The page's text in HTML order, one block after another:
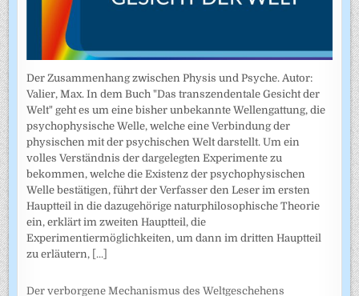
Der Zusammenhang zwischen Physis und Psyche. Autor:
Valier, Max. In dem Buch "Das transzendentale Gesicht der
Welt" geht es um eine bisher unbekannte Wellengattung, die
psychophysische Welle, welche eine Verbindung der
physischen mit der psychischen Welt darstellt. Um ein
volles Verständnis der dargelegten Experimente zu
bekommen, welche die Existenz der psychophysischen
Welle bestätigen, führt der Verfasser den Leser im ersten
Hauptteil in die dazugehörige naturphilosophische Theorie
ein, erklärt im zweiten Hauptteil, die
Experimentiermöglichkeiten, um dann im dritten Hauptteil
zu erläutern, [...]
Der verborgene Mechanismus des Weltgeschehens